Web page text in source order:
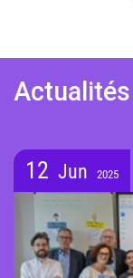
12 Jun 2025